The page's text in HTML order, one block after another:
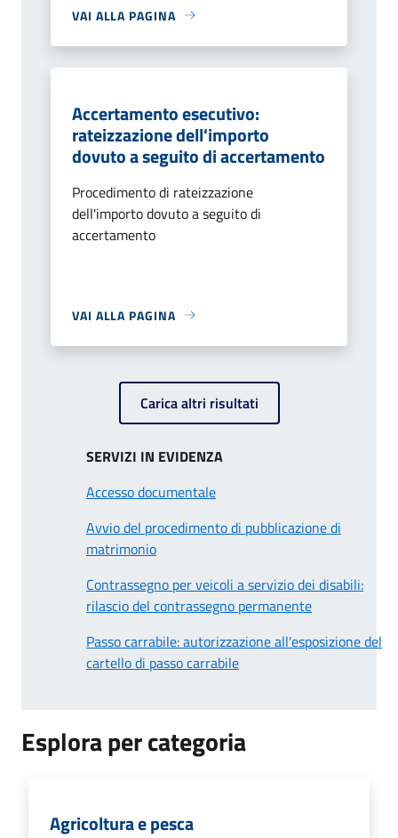
VAI ALLA PAGINA
Accertamento esecutivo:
rateizzazione dell'importo
dovuto a seguito di accertamento
Procedimento di rateizzazione
dell'importo dovuto a seguito di
accertamento
VAI ALLA PAGINA
Carica altri risultati
SERVIZI IN EVIDENZA
Accesso documentale
Avvio del procedimento di pubblicazione di
matrimonio
Contrassegno per veicoli a servizio dei disabili:
rilascio del contrassegno permanente
Passo carrabile: autorizzazione all'esposizione del
cartello di passo carrabile
Esplora per categoria
Agricoltura e pesca